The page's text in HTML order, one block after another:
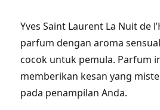
Yves Saint Laurent La Nuit de
parfum dengan aroma
cocok untuk pemula. Parfum
memberikan kesan yang
pada penampilan Anda.